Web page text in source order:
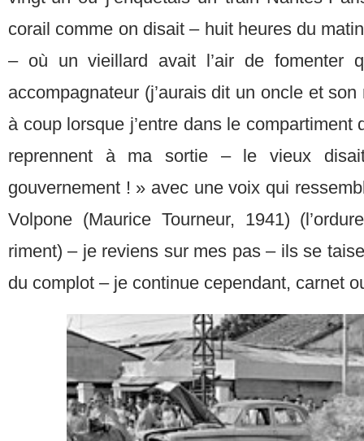
corail comme on disait – huit heures du
– où un vieillard avait l’air de fomenter
accompagnateur (j’aurais dit un oncle et
à coup lorsque j’entre dans le compartiment
reprennent à ma sortie – le vieux
gouvernement ! » avec une voix qui
Volpone (Maurice Tourneur, 1941)
riment) – je reviens sur mes pas – ils se
du complot – je continue cependant, carnet